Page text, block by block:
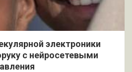
электроники
с нейросетевыми